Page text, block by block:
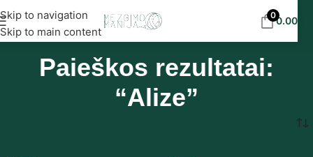
Skip to navigation
Skip to main content
eur!
00.00€
Paieškos rezultatai:
“Alize”